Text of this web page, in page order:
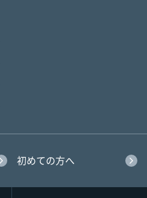
初めての方へ